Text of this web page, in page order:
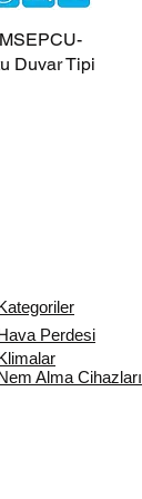
Duvar Tipi
Perdesi
Alma Cihazları